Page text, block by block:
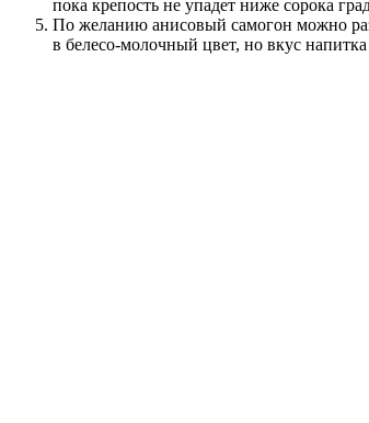
пока крепость не упадет ниже сорока
По желанию анисовый самогон можно
в белесо-молочный цвет, но вкус